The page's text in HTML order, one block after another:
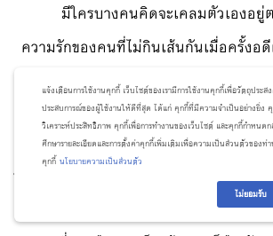
มีใครบางคนคิดจะเคลมตัวเองอยู่
ความรักของคนที่ไม่กินเส้นกันเมื่อครั้งอดี
หรือไม่
เพราะคำพูดของซินแสที่แม่เลี้ยงเจ้ากี้เจ้าก
ทำให้ ภีมวัจน์ ต้องหาคนที่ดวงสมพงษ์มาแ
แจ้งเตือนการใช้งานคุกกี้ เว็บไซต์ของเรามีการใช้งานคุกกี้เพื่อวัตถุประส
ประสบการณ์ของผู้ใช้งานให้ดีที่สุด ได้แก่ คุกกี้ที่มีความจำเป็นอย่างยิ่ง คุ
วิเคราะห์ประสิทธิภาพ คุกกี้เพื่อการทำงานของเว็บไซต์ และคุกกี้กำหนด
ศึกษารายละเอียดและการตั้งค่าคุกกี้เพิ่มเติมเพื่อความเป็นส่วนตัวของท่
คุกกี้ นโยบายความเป็นส่วนตัว
ไม่ยอมรับ